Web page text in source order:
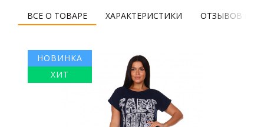
ВСЕ О ТОВАРЕ ХАРАКТЕРИСТИКИ ОТЗЫВОВ (0)
НОВИНКА
ХИТ